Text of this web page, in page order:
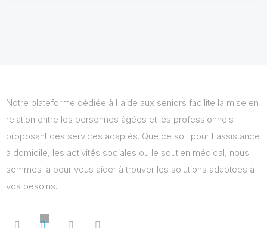
Notre plateforme dédiée à l'aide aux seniors facilite la mise en
relation entre les personnes âgées et les professionnels
proposant des services adaptés. Que ce soit pour l'assistance
à domicile, les activités sociales ou le soutien médical, nous
sommes là pour vous aider à trouver les solutions adaptées à
vos besoins.